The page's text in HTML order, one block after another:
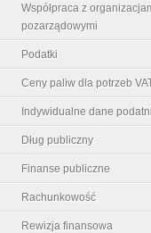
Współpraca z
pozarządowymi
Podatki
Ceny paliw dla potrzeb
Indywidualne dane
Dług publiczny
Finanse publiczne
Rachunkowość
Rewizja finansowa